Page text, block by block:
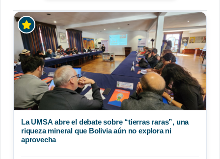
La UMSA abre el debate sobre “tierras raras”, una
riqueza mineral que Bolivia aún no explora ni
aprovecha